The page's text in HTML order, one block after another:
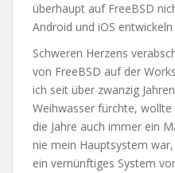
überhaupt auf FreeBSD
Android und iOS
Schweren Herzens
von FreeBSD auf der
ich seit über zwanzig
Weihwasser fürchte,
die Jahre auch immer ein
nie mein Hauptsystem
ein vernünftiges System